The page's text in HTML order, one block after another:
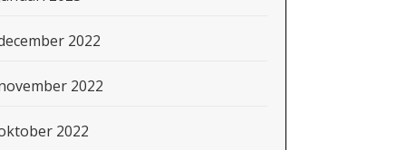
2022
2022
2022